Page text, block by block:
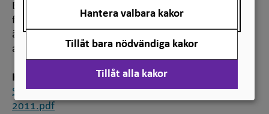
Benämningen används vid klassificering av
forskningsämnen, bland annat för statistiska
ändamål. Den ingår i ”Standard för svensk indelning
av forskningsämnen 2011”.
Hänvisning
Standard för svensk indelning av forskningsämnen
2011.pdf
Hantera valbara kakor
Tillåt bara nödvändiga kakor
Tillåt alla kakor